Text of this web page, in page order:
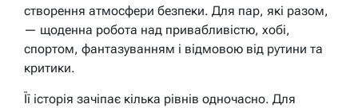
створення атмосфери безпеки. Для пар, які разом,
— щоденна робота над привабливістю, хобі,
спортом, фантазуванням і відмовою від рутини та
критики.
Її історія зачіпає кілька рівнів одночасно. Для